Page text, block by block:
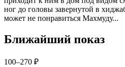
ног до головы завернутой в
может не понравиться Махмуду...
Ближайший показ
100–270 ₽